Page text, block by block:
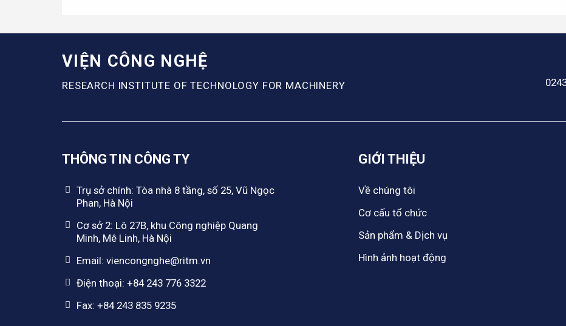
VIỆN CÔNG NGHỆ
RESEARCH INSTITUTE OF TECHNOLOGY FOR MACHINERY
THÔNG TIN CÔNG TY
Trụ sở chính: Tòa nhà 8 tầng, số 25, Vũ Ngọc
Phan, Hà Nội
Cơ sở 2: Lô 27B, khu Công nghiệp Quang
Minh, Mê Linh, Hà Nội
Email: viencongnghe@ritm.vn
Điện thoại: +84 243 776 3322
Fax: +84 243 835 9235
GIỚI THIỆU
Về chúng tôi
Cơ cấu tổ chức
Sản phẩm & Dịch vụ
Hình ảnh hoạt động